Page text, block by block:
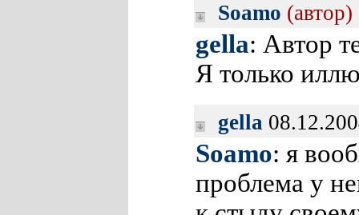
Soamo (автор)
gella: Автор
Я только
gella
Soamo: я
проблема у